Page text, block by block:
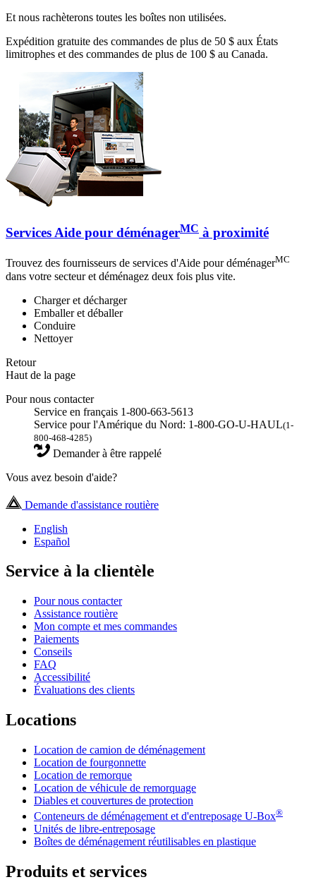
Et nous rachèterons toutes les boîtes non utilisées.
Expédition gratuite des commandes de plus de 50 $ aux États
limitrophes et des commandes de plus de 100 $ au Canada.
Services Aide pour déménagerMC à proximité
Trouvez des fournisseurs de services d'Aide pour déménagerMC
dans votre secteur et déménagez deux fois plus vite.
Charger et décharger
Emballer et déballer
Conduire
Nettoyer
Retour
Haut de la page
Pour nous contacter
Service en français 1-800-663-5613
Service pour l'Amérique du Nord: 1-800-GO-U-HAUL(1-
800-468-4285)
Demander à être rappelé
Vous avez besoin d'aide?
Demande d'assistance routière
English
Español
Service à la clientèle
Pour nous contacter
Assistance routière
Mon compte et mes commandes
Paiements
Conseils
FAQ
Accessibilité
Évaluations des clients
Locations
Location de camion de déménagement
Location de fourgonnette
Location de remorque
Location de véhicule de remorquage
Diables et couvertures de protection
Conteneurs de déménagement et d'entreposage U-Box®
Unités de libre-entreposage
Boîtes de déménagement réutilisables en plastique
Produits et services